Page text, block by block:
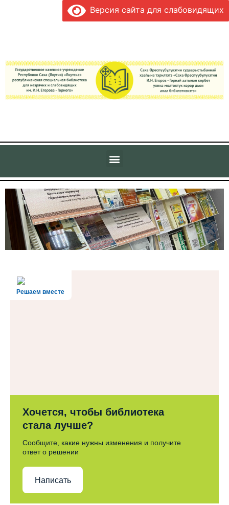
Версия сайта для слабовидящих
Решаем вместе
Хочется, чтобы библиотека
стала лучше?
Сообщите, какие нужны изменения и получите
ответ о решении
Написать